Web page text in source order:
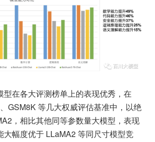
型在各大评测榜单上的表现优秀，在
GSM8K 等几大权威评估基准中，以绝
，相比其他同等参数量大模型，表现
大幅度优于 LLaMA2 等同尺寸模型竞